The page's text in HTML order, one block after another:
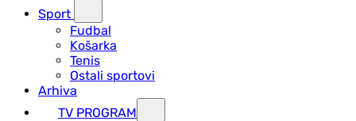
Sport
Fudbal
Košarka
Tenis
Ostali sportovi
Arhiva
TV PROGRAM